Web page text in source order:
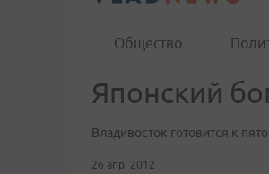
Общество
Японский
Владивосток готовится к
26 апр. 2012